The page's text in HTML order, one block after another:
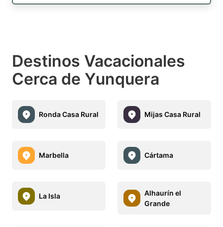
Destinos Vacacionales
Cerca de Yunquera
Ronda Casa Rural Mijas Casa Rural
Marbella Cártama
La Isla
Alhaurín el
Grande